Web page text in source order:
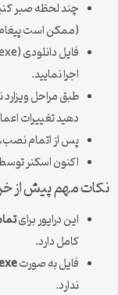
چند لحظه صبر
(ممکن است
فایل دانلودی (exe) را با کلیک راست و گزینه
اجرا نمایید.
طبق مراحل
دهید تغییرات
پس از اتمام نصب،
اکنون اسکنر
نکات مهم پیش از
این درایور برای
کامل دارد.
فایل به صورت
ندارد.